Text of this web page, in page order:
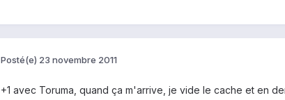
Posté(e) 23 novembre 2011
+1 avec Toruma, quand ça m'arrive, je vide le cache et en